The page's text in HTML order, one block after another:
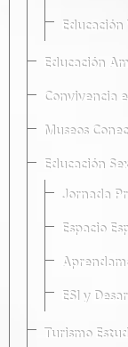
Educación
Educación
Convivencia
Museos
Educación
Jornada
Espacio
ESI y
Turismo